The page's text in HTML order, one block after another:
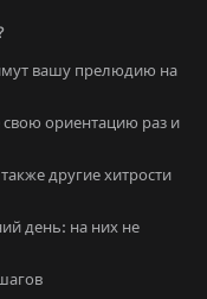
вашу прелюдию на
свою ориентацию раз и
другие хитрости
день: на них не